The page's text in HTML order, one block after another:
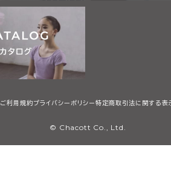
ご利用規約プライバシーポリシー特定商取引法に関する表
© Chacott Co., Ltd.